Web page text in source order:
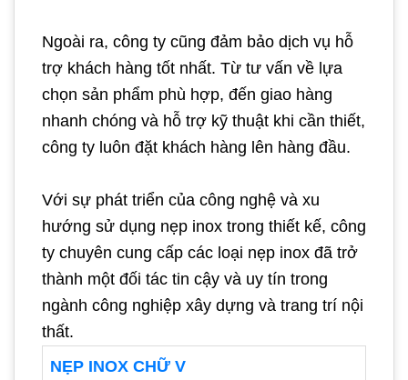
Ngoài ra, công ty cũng đảm bảo dịch vụ hỗ
trợ khách hàng tốt nhất. Từ tư vấn về lựa
chọn sản phẩm phù hợp, đến giao hàng
nhanh chóng và hỗ trợ kỹ thuật khi cần thiết,
công ty luôn đặt khách hàng lên hàng đầu.
Với sự phát triển của công nghệ và xu
hướng sử dụng nẹp inox trong thiết kế, công
ty chuyên cung cấp các loại nẹp inox đã trở
thành một đối tác tin cậy và uy tín trong
ngành công nghiệp xây dựng và trang trí nội
thất.
NẸP INOX CHỮ V